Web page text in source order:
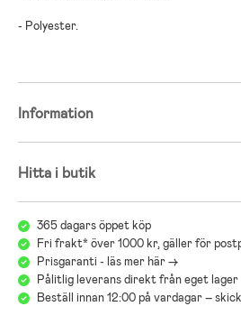
- Polyester.
Information
Hitta i butik
365 dagars öppet köp
Fri frakt* över 1000 kr, gäller för
Prisgaranti - läs mer här ->
Pålitlig leverans direkt från eget lager
Beställ innan 12:00 på vardagar –